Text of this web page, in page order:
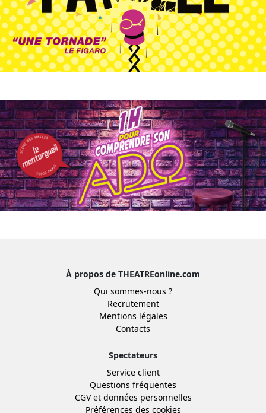
À propos de THEATREonline.com
Qui sommes-nous ?
Recrutement
Mentions légales
Contacts
Spectateurs
Service client
Questions fréquentes
CGVet données personnelles
Préférences des cookies